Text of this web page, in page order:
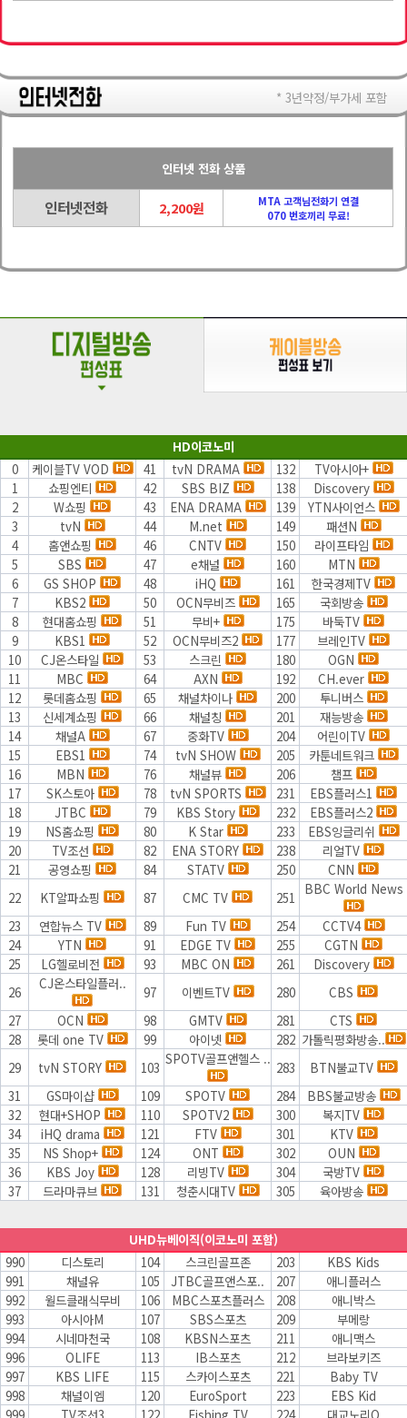
* 3년약정/부가세 포함
인터넷 전화 상품
인터넷전화 2,200원
MTA 고객님전화기 연결
070 번호끼리 무료!
HD이코노미
0
케이블TV VOD 41 tvN DRAMA 132
TV아시아+
1
쇼핑엔티 42 SBS BIZ 138
Discovery
2
W쇼핑 43 ENA DRAMA 139
YTN사이언스
3
tvN 44 M.net 149
패션N
4
홈앤쇼핑 46 CNTV 150
라이프타임
5
SBS 47 e채널 160
MTN
6
GS SHOP 48 iHQ 161
한국경제TV
7
KBS2 50 OCN무비즈 165
국회방송
8
현대홈쇼핑 51 무비+ 175
바둑TV
9
KBS1 52 OCN무비즈2 177
브레인TV
10
CJ온스타일 53 스크린 180
OGN
11
MBC 64 AXN 192
CH.ever
12
롯데홈쇼핑 65 채널차이나 200
투니버스
13
신세계쇼핑 66 채널칭 201
재능방송
14
채널A 67 중화TV 204
어린이TV
15
EBS1 74 tvN SHOW 205
카툰네트워크
16
MBN 76 채널뷰 206
챔프
17
SK스토아 78 tvN SPORTS 231
EBS플러스1
18
JTBC 79 KBS Story 232
EBS플러스2
19
NS홈쇼핑 80 K Star 233
EBS잉글리쉬
20
TV조선 82 ENA STORY 238
리얼TV
21
공영쇼핑 84 STATV 250
CNN
22
KT알파쇼핑 87 CMC TV 251 BBC World News
23 연합뉴스 TV 89 Fun TV 254
CCTV4
24
YTN 91 EDGE TV 255
CGTN
25
LG헬로비전 93 MBC ON 261
Discovery
26
CJ온스타일플러.. 97 이벤트TV 280
CBS
27
OCN 98 GMTV 281
CTS
28
롯데 one TV 99 아이넷 282 가톨릭평화방송..
29
tvN STORY 103 SPOTV골프앤헬스 .. 283
BTN불교TV
31
GS마이샵 109 SPOTV 284
BBS불교방송
32
현대+SHOP 110 SPOTV2 300
복지TV
34
iHQ drama 121 FTV 301
KTV
35
NS Shop+ 124 ONT 302
OUN
36
KBS Joy 128 리빙TV 304
국방TV
37
드라마큐브 131 청춘시대TV 305 육아방송
UHD뉴베이직(이코노미 포함)
990
디스토리 104 스크린골프존 203
KBS Kids
991
채널유 105 JTBC골프앤스포.. 207
애니플러스
992
월드클래식무비 106 MBC스포츠플러스 208
애니박스
993
아시아M 107 SBS스포츠 209
부메랑
994
시네마천국 108 KBSN스포츠 211
애니맥스
996
OLIFE 113 IB스포츠 212
브라보키즈
997
KBS LIFE 115 스카이스포츠 221
Baby TV
998
채널이엠 120 EuroSport 223
EBS Kid